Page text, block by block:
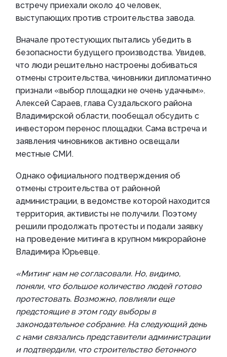
встречу приехали около 40 человек,
выступающих против строительства завода.
Вначале протестующих пытались убедить в
безопасности будущего производства. Увидев,
что люди решительно настроены добиваться
отмены строительства, чиновники дипломатично
признали «выбор площадки не очень удачным».
Алексей Сараев, глава Суздальского района
Владимирской области, пообещал обсудить с
инвестором перенос площадки. Сама встреча и
заявления чиновников активно освещали
местные СМИ.
Однако официального подтверждения об
отмены строительства от районной
администрации, в ведомстве которой находится
территория, активисты не получили. Поэтому
решили продолжать протесты и подали заявку
на проведение митинга в крупном микрорайоне
Владимира Юрьевце.
«Митинг нам не согласовали. Но, видимо,
поняли, что большое количество людей готово
протестовать. Возможно, повлияли еще
предстоящие в этом году выборы в
законодательное собрание. На следующий день
с нами связались представители администрации
и подтвердили, что строительство бетонного